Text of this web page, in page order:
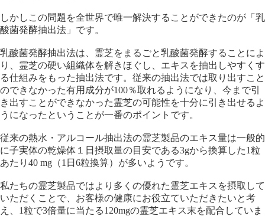
しかしこの問題を全世界で唯一解決することができたのが「乳
酸菌発酵抽出法」です。
乳酸菌発酵抽出法は、霊芝をまるごと乳酸菌発酵することによ
り、霊芝の硬い組織体を解きほぐし、エキスを抽出しやすくす
る仕組みをもった抽出法です。従来の抽出法では取り出すこと
のできなかった有用成分が100％取れるようになり、今まで引
き出すことができなかった霊芝の可能性を十分に引き出せるよ
うになったということが一番のポイントです。
従来の熱水・アルコール抽出法の霊芝製品のエキス量は一般的
に子実体の乾燥体１日摂取量の目安である3gから換算した1粒
あたり40 mg（1日6粒換算）が多いようです。
私たちの霊芝製品ではより多くの優れた霊芝エキスを摂取して
いただくことで、お客様の健康にお役立ていただきたいと考
え、1粒で3倍量に当たる120mgの霊芝エキス末を配合していま